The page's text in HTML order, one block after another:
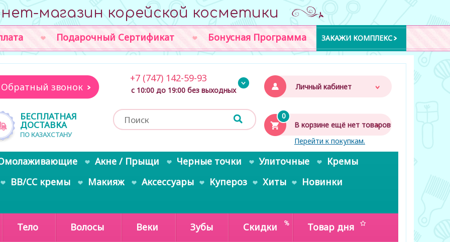
магазин корейской косметики
Подарочный Сертификат Бонусная Программа ЗАКАЖИ КОМПЛЕКС
Личный кабинет
0
В корзине ещё нет товаров
Перейти к покупкам.
Обратный звонок
БЕСПЛАТНАЯ
ДОСТАВКА
ПО КАЗАХСТАНУ
+7 (747) 142-59-93
с 10:00 до 19:00 без выходных
Акне / Прыщи Черные точки Улиточные
Кремы
BB/CC кремы
Макияж Аксессуары Купероз Хиты Новинки
Тело Волосы Веки Зубы Скидки Товар дня